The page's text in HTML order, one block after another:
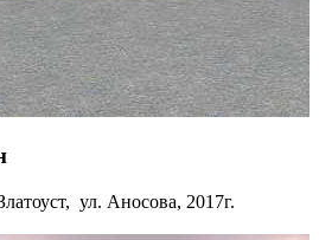
ул. Аносова, 2017г.